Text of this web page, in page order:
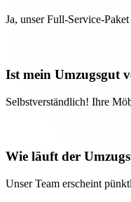
Ja, unser Full-Service-
Ist mein Umzugsgut
Selbstverständlich! Ihre
Wie läuft der
Unser Team erscheint